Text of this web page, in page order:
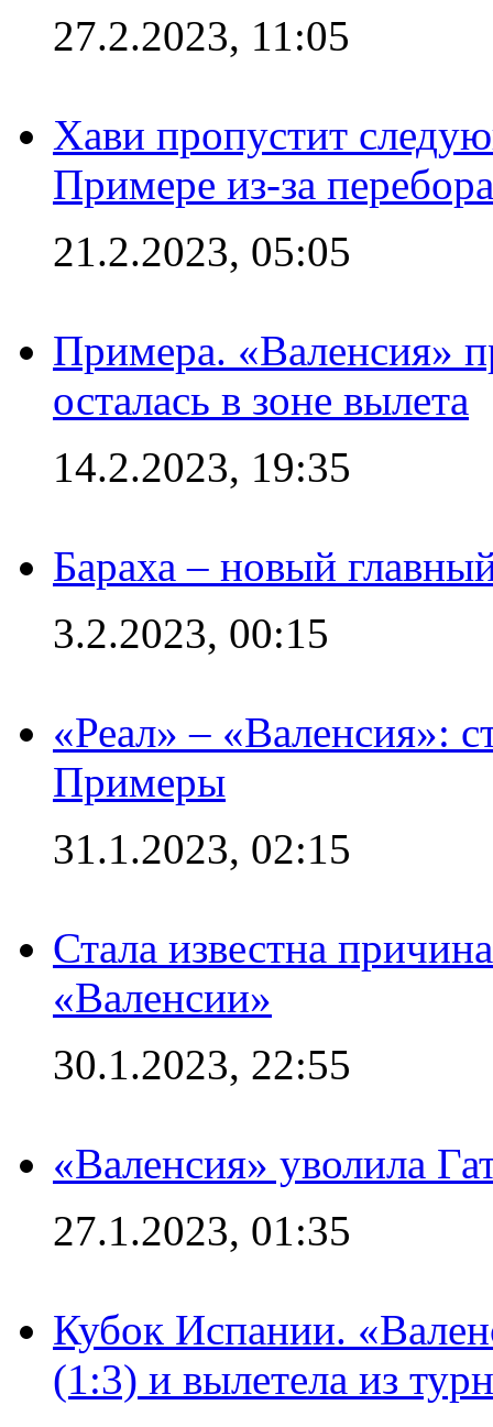
27.2.2023, 11:05
Хави пропустит
Примере из-за
21.2.2023, 05:05
Примера. «Валенсия»
осталась в зоне вылета
14.2.2023, 19:35
Бараха – новый
3.2.2023, 00:15
«Реал» – «Валенсия»:
Примеры
31.1.2023, 02:15
Стала известна
«Валенсии»
30.1.2023, 22:55
«Валенсия» уволила
27.1.2023, 01:35
Кубок Испании.
(1:3) и вылетела из